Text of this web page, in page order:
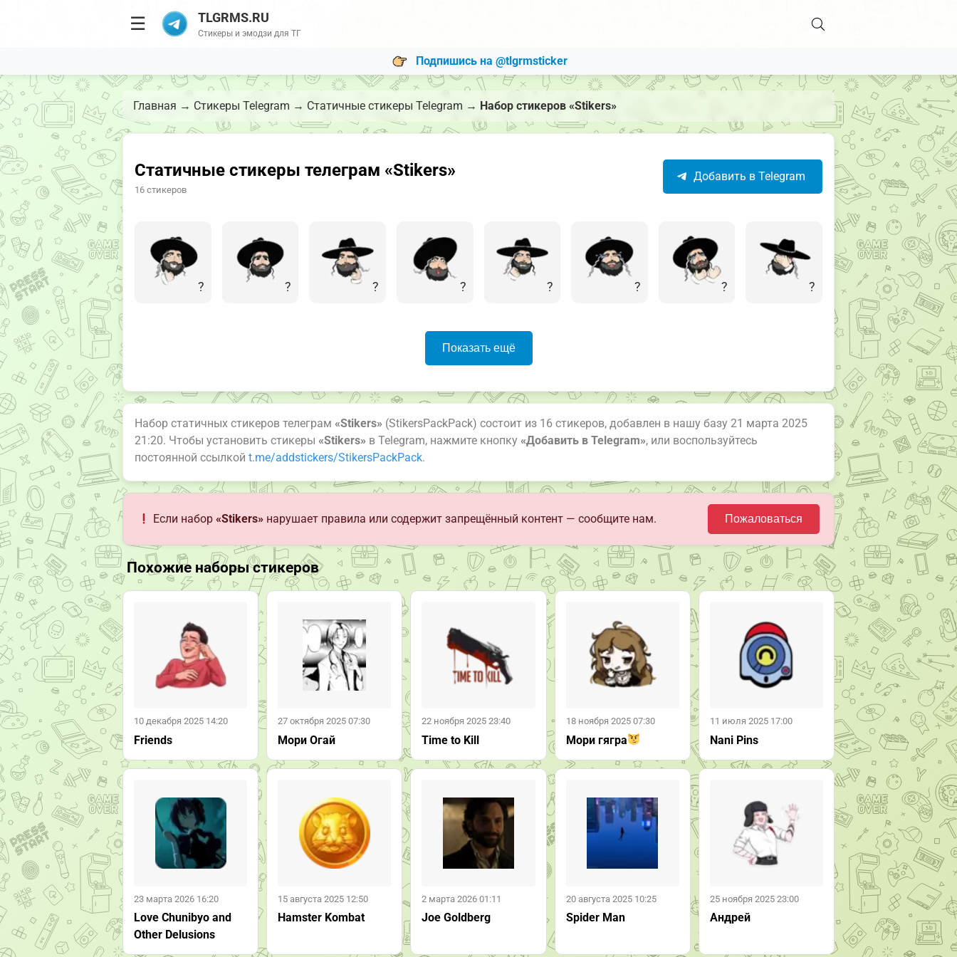
☰ TLGRMS.RU
Стикеры и эмодзи для ТГ
Подпишись на @tlgrmsticker
Главная → Стикеры Telegram → Статичные стикеры Telegram → Набор стикеров «Stikers»
Статичные стикеры телеграм «Stikers»
16 стикеров
Добавить в Telegram
? ? ? ? ? ? ? ?
Показать ещё
Набор статичных стикеров телеграм «Stikers» (StikersPackPack) состоит из 16 стикеров, добавлен в нашу базу 21 марта 2025
21:20. Чтобы установить стикеры «Stikers» в Telegram, нажмите кнопку «Добавить в Telegram», или воспользуйтесь
постоянной ссылкой t.me/addstickers/StikersPackPack.
Если набор«Stikers» нарушает правила или содержит запрещённый контент — сообщите нам. Пожаловаться
Похожие наборы стикеров
10 декабря 2025 14:20
Friends
27 октября 2025 07:30
Мори Огай
22 ноября 2025 23:40
Time to Kill
18 ноября 2025 07:30
Мори гягра
11 июля 2025 17:00
Nani Pins
23 марта 2026 16:20
Love Chunibyo and
Other Delusions
15 августа 2025 12:50
Hamster Kombat
2 марта 2026 01:11
Joe Goldberg
20 августа 2025 10:25
Spider Man
25 ноября 2025 23:00
Андрей